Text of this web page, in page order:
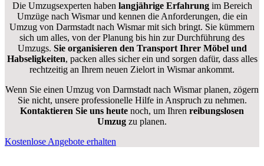
Die Umzugsexperten haben langjährige Erfahrungim Bereich
Umzüge nach Wismar und kennen die Anforderungen, die ein
Umzug von Darmstadt nach Wismar mit sich bringt. Sie kümmern
sich um alles, von der Planung bis hin zur Durchführung des
Umzugs. Sie organisieren den Transport Ihrer Möbel und
Habseligkeiten, packen alles sicher ein und sorgen dafür, dass alles
rechtzeitig an Ihrem neuen Zielort in Wismar ankommt.
Wenn Sie einen Umzug von Darmstadt nach Wismar planen, zögern
Sie nicht, unsere professionelle Hilfe in Anspruch zu nehmen.
Kontaktieren Sie uns heute noch, um Ihren reibungslosen
Umzug zu planen.
Kostenlose Angebote erhalten